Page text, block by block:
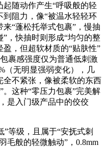
随动作产生“呼吸般的轻
阻力，像“被温水轻轻环
“蓬松托举式包裹”，慢抽
，快抽时则形成“均匀的整
盈，但超软材质的“贴肤性”
裹感强度仅为普通低刺激
（无明显强弱变化），几
全不紧张，像被柔软的东西
这种“零压力包裹”完美解
是入门级产品中的佼佼
”等级，且属于“安抚式刺
毛般的轻微触动”，0.8mm